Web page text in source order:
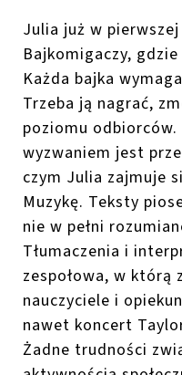
Julia już w pierwszej
Bajkomigaczy,
Każda bajka
Trzeba ją nagrać,
poziomu odbiorców.
wyzwaniem jest
czym Julia zajmuje
Muzykę. Teksty
nie w pełni
Tłumaczenia i
zespołowa, w którą
nauczyciele i
nawet koncert
Żadne trudności